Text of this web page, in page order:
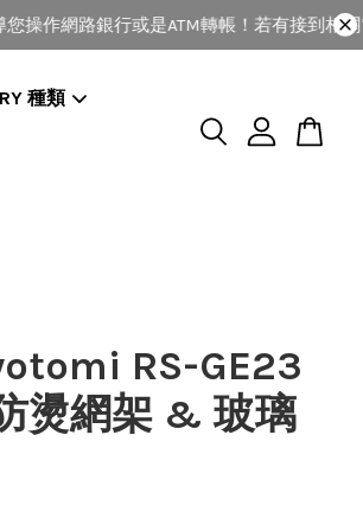
作網路銀行或是ATM轉帳！若有接到相關
種類
RS-GE23
燙網架 & 玻璃